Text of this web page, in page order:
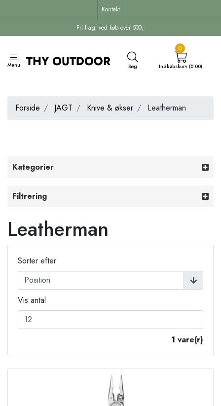
Fri fragt ved køb over 500,-
Kontakt
Menu Søg
0
Indkøbskurv (0.00)
Forside JAGT Knive & økser Leatherman
Kategorier
Filtrering
Leatherman
Sorter efter
Vis antal
1 vare(r)